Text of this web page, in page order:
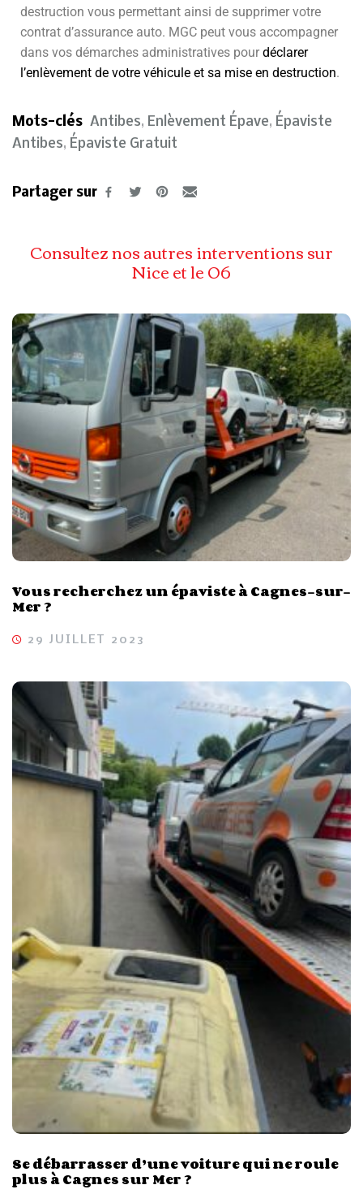
destruction vous permettant ainsi de supprimer votre
contrat d’assurance auto. MGC peut vous accompagner
dans vos démarches administratives pour déclarer
l’enlèvement de votre véhicule et sa mise en destruction.
Mots-clés Antibes, Enlèvement Épave, Épaviste
Antibes, Épaviste Gratuit
Partager sur
Consultez nos autres interventions sur
Nice et le 06
Vous recherchez un épaviste à Cagnes-sur-
Mer ?
29 JUILLET 2023
Se débarrasser d’une voiture qui ne roule
plus à Cagnes sur Mer ?